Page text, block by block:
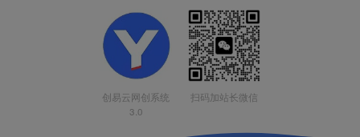
创易云网创系统
3.0
扫码加站长微信